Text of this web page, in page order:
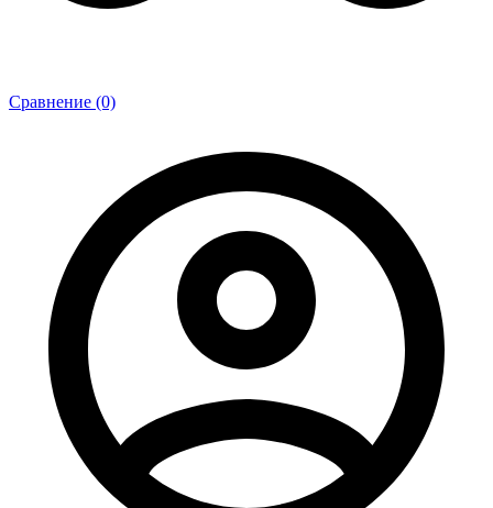
Сравнение (0)